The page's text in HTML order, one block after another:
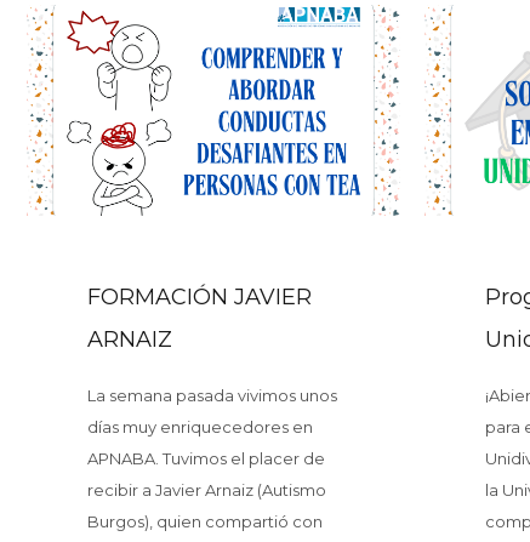
FORMACIÓN JAVIER
ARNAIZ
La semana pasada vivimos unos
días muy enriquecedores en
APNABA. Tuvimos el placer de
recibir a Javier Arnaiz (Autismo
Burgos), quien compartió con
para
la